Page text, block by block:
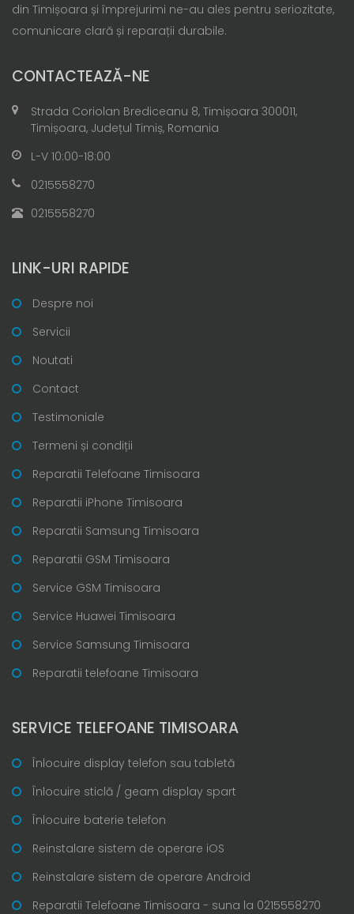
din Timișoara și împrejurimi ne-au ales pentru seriozitate,
comunicare clară și reparații durabile.
CONTACTEAZĂ-NE
Strada Coriolan Brediceanu 8, Timișoara 300011,
Timișoara, Județul Timiș, Romania
L-V 10:00-18:00
0215558270
0215558270
LINK-URI RAPIDE
Despre noi
Servicii
Noutati
Contact
Testimoniale
Termeni și condiții
Reparatii Telefoane Timisoara
Reparatii iPhone Timisoara
Reparatii Samsung Timisoara
Reparatii GSM Timisoara
Service GSM Timisoara
Service Huawei Timisoara
Service Samsung Timisoara
Reparatii telefoane Timisoara
SERVICE TELEFOANE TIMISOARA
Înlocuire display telefon sau tabletă
Înlocuire sticlă / geam display spart
Înlocuire baterie telefon
Reinstalare sistem de operare iOS
Reinstalare sistem de operare Android
Reparatii Telefoane Timisoara - suna la 0215558270